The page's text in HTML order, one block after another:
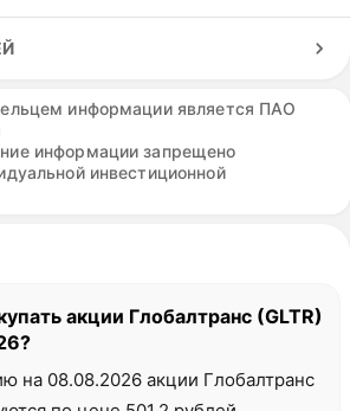
информации является ПАО
информации запрещено
инвестиционной
акции Глобалтранс (GLTR)
на 08.08.2026 акции Глобалтранс